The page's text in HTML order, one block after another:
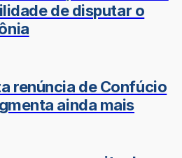
de disputar o
renúncia de Confúcio
ainda mais